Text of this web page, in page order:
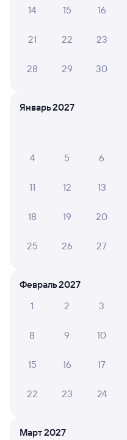
Отель
Отзывы
отрицательные мнения
8 ГАЛИНА Ш.
Чисто,приятные
10 НАТАЛЬЯ А.
Поездка очень
10 ТАТЬЯНА С.
Очень и очень хороший,
14 15 16
21 22 23
28 29 30
Январь 2027
4 5 6
11 12 13
18 19 20
25 26 27
Февраль 2027
1
2 3
8 9 10
15 16 17
22 23 24
Март 2027